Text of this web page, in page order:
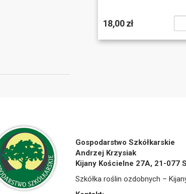
18,00 zł
Gospodarstwo Szkółkarskie
Andrzej Krzysiak
Kijany Kościelne 27A, 21-077
Szkółka roślin ozdobnych –